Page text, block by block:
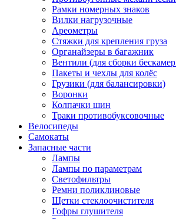
Рамки номерных знаков
Вилки нагрузочные
Ареометры
Стяжки для крепления груза
Органайзеры в багажник
Вентили (для сборки
Пакеты и чехлы для колёс
Грузики (для балансировки)
Воронки
Колпачки шин
Траки противобуксовочные
Велосипеды
Самокаты
Запасные части
Лампы
Лампы по параметрам
Светофильтры
Ремни поликлиновые
Щетки стеклоочистителя
Гофры глушителя